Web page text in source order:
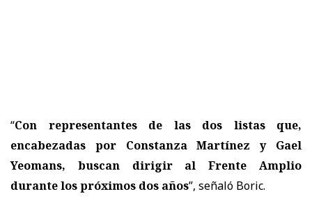
“Con representantes de las dos listas que,
encabezadas por Constanza Martínez y Gael
Yeomans, buscan dirigir al Frente Amplio
durante los próximos dos años”, señaló Boric.